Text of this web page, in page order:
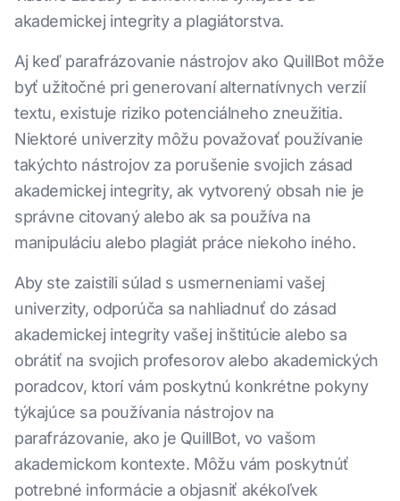
akademickej integrity a plagiátorstva.
Aj keď parafrázovanie nástrojov ako QuillBot môže
byť užitočné pri generovaní alternatívnych verzií
textu, existuje riziko potenciálneho zneužitia.
Niektoré univerzity môžu považovať používanie
takýchto nástrojov za porušenie svojich zásad
akademickej integrity, ak vytvorený obsah nie je
správne citovaný alebo ak sa používa na
manipuláciu alebo plagiát práce niekoho iného.
Aby ste zaistili súlad s usmerneniami vašej
univerzity, odporúča sa nahliadnuť do zásad
akademickej integrity vašej inštitúcie alebo sa
obrátiť na svojich profesorov alebo akademických
poradcov, ktorí vám poskytnú konkrétne pokyny
týkajúce sa používania nástrojov na
parafrázovanie, ako je QuillBot, vo vašom
akademickom kontexte. Môžu vám poskytnúť
potrebné informácie a objasniť akékoľvek